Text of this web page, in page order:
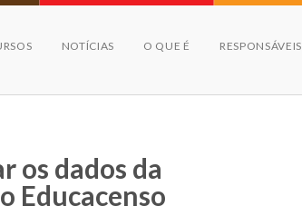
NOTÍCIAS O QUE É RESPONSÁVEIS
os dados da
Educacenso